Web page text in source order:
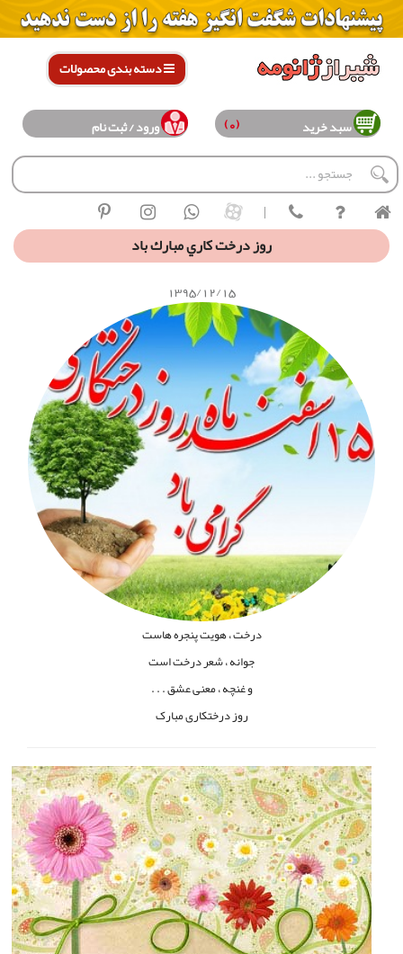
دسته بندی محصولات
سبد خرید (0) ورود / ثبت نام
|
روز درخت كاري مبارك باد
1395/12/15
درخت ، هویت پنجره هاست
جوانه ، شعردرخت است
و غنچه ، معنی عشق. . .
روز درختکاری مبارک